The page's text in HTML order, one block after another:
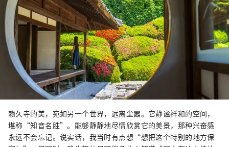
赖久寺的美，宛如另一个世界，远离尘嚣。它静谧祥和的空间，
堪称“知音名胜”。能够静静地尽情欣赏它的美景，那种兴奋感
永远不会忘记。说实话，我当时有点想“想把这个特别的地方保